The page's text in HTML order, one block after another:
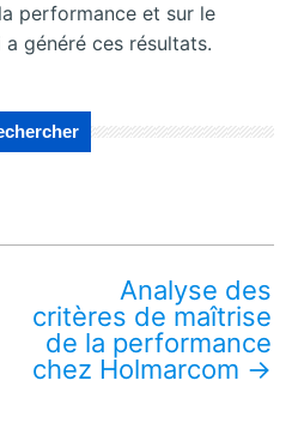
performance et sur le
généré ces résultats.
Analyse des
critères de maîtrise
de la performance
chez Holmarcom →